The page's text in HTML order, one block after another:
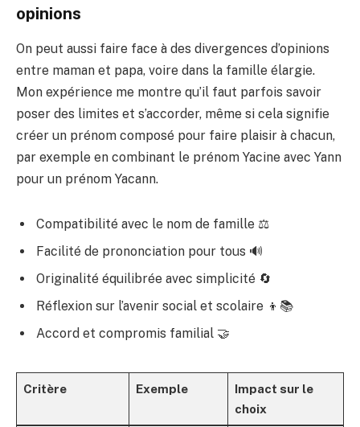
opinions
On peut aussi faire face à des divergences d’opinions
entre maman et papa, voire dans la famille élargie.
Mon expérience me montre qu’il faut parfois savoir
poser des limites et s’accorder, même si cela signifie
créer un prénom composé pour faire plaisir à chacun,
par exemple en combinant le prénom Yacine avec Yann
pour un prénom Yacann.
Compatibilité avec le nom de famille ⚖️
Facilité de prononciation pour tous 🔊
Originalité équilibrée avec simplicité 🔄
Réflexion sur l’avenir social et scolaire 👦📚
Accord et compromis familial 🤝
Critère Exemple
Impact sur le
choix